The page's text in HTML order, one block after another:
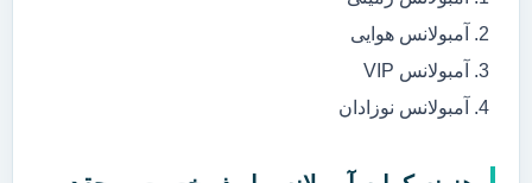
آمبولانس هوایی
آمبولانس VIP
آمبولانس نوزادان